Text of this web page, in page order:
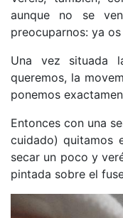
aunque no se
preocuparnos: ya
Una vez situada
queremos, la
ponemos
Entonces con una
cuidado) quitamos
secar un poco y
pintada sobre el